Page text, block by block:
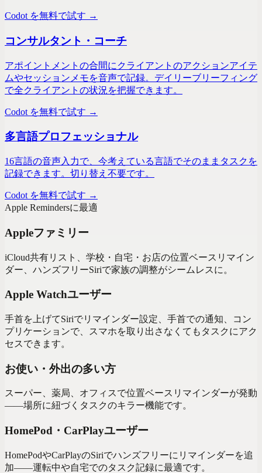
Codot を無料で試す →
コンサルタント・コーチ
アポイントメントの合間にクライアントのアクションアイテ
ムやセッションメモを音声で記録。デイリーブリーフィング
で全クライアントの状況を把握できます。
Codot を無料で試す →
多言語プロフェッショナル
16言語の音声入力で、今考えている言語でそのままタスクを
記録できます。切り替え不要です。
Codot を無料で試す →
Apple Remindersに最適
Appleファミリー
iCloud共有リスト、学校・自宅・お店の位置ベースリマイン
ダー、ハンズフリーSiriで家族の調整がシームレスに。
Apple Watchユーザー
手首を上げてSiriでリマインダー設定、手首での通知、コン
プリケーションで、スマホを取り出さなくてもタスクにアク
セスできます。
お使い・外出の多い方
スーパー、薬局、オフィスで位置ベースリマインダーが発動
——場所に紐づくタスクのキラー機能です。
HomePod・CarPlayユーザー
HomePodやCarPlayのSiriでハンズフリーにリマインダーを追
加——運転中や自宅でのタスク記録に最適です。